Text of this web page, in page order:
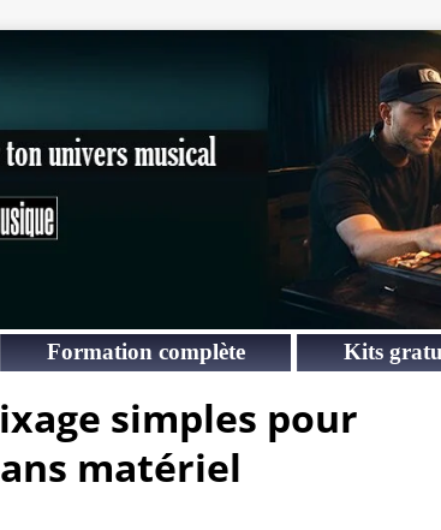
Formation complète Kits
simples pour
matériel